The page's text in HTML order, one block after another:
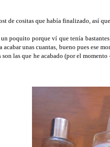
de cositas que había finalizado, así
poquito porque ví que tenía
unas cuantas, bueno pues ese
las que he acabado (por el